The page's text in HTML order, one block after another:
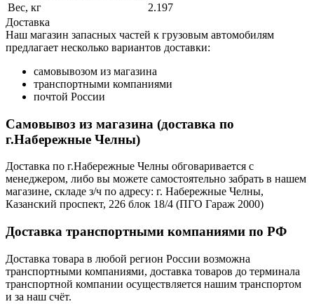
Вес, кг
2.197
Доставка
Наш магазин запасных частей к грузовым автомобилям
предлагает несколько вариантов доставки:
самовывозом из магазина
транспортными компаниями
почтой России
Самовывоз из магазина (доставка по
г.Набережные Челны)
Доставка по г.Набережные Челны обговаривается с
менеджером, либо вы можете самостоятельно забрать в нашем
магазине, складе з/ч по адресу: г. Набережные Челны,
Казанский проспект, 226 блок 18/4 (ПГО Гараж 2000)
Доставка транспортными компаниями по РФ
Доставка товара в любой регион России возможна
транспортными компаниями, доставка товаров до терминала
транспортной компании осуществляется нашим транспортом
и за наш счёт.